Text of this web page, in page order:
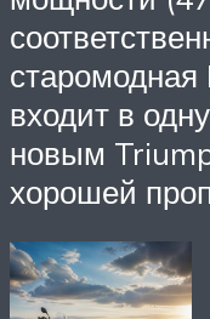
входит в
новым
хорошей